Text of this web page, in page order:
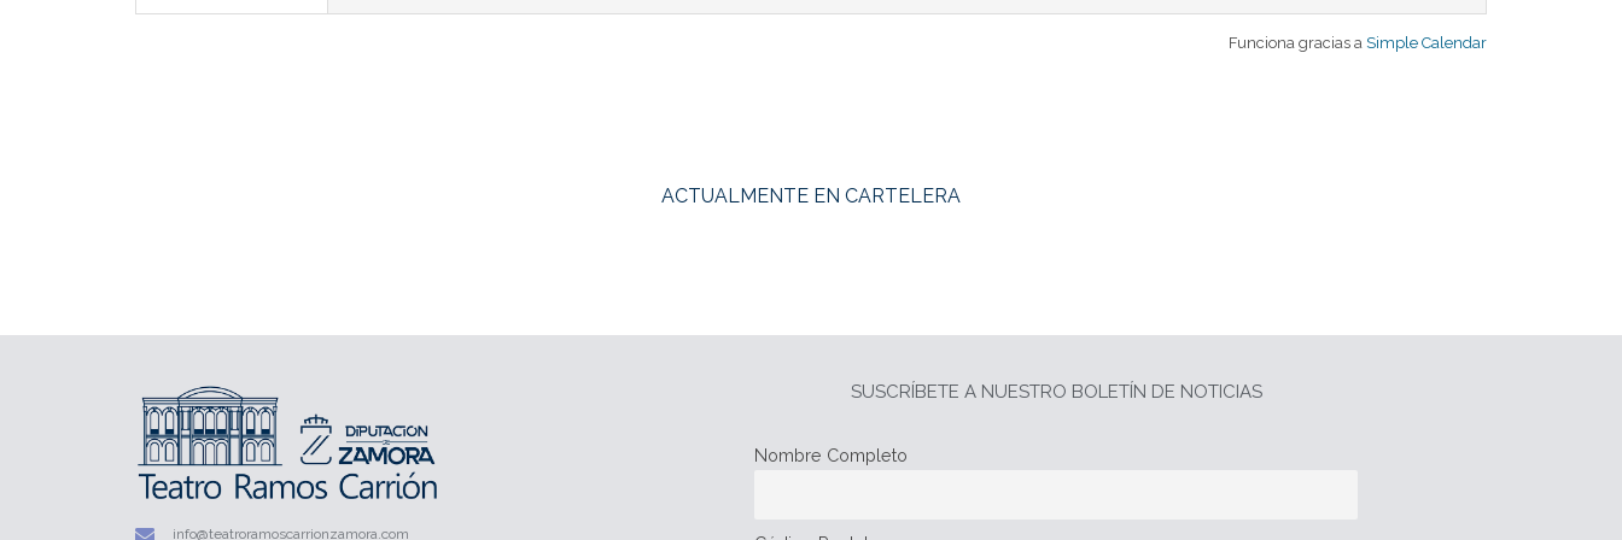
Funciona gracias a Simple Calendar
ACTUALMENTE EN CARTELERA
info@teatroramoscarrionzamora.com
SUSCRÍBETE A NUESTRO BOLETÍN DE NOTICIAS
Nombre Completo